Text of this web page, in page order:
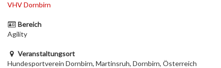
VHV Dornbirn
Bereich
Agility
Veranstaltungsort
Hundesportverein Dornbirn, Martinsruh, Dornbirn, Österreich